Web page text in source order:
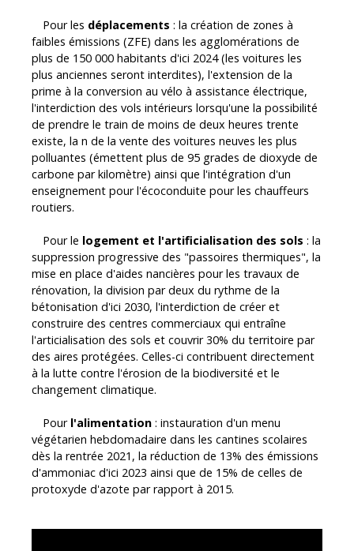
Pour les déplacements : la création de zones à
faibles émissions (ZFE) dans les agglomérations de
plus de 150 000 habitants d'ici 2024 (les voitures les
plus anciennes seront interdites), l'extension de la
prime à la conversion au vélo à assistance électrique,
l'interdiction des vols intérieurs lorsqu'une la possibilité
de prendre le train de moins de deux heures trente
existe, la fin de la vente des voitures neuves les plus
polluantes (émettent plus de 95 grades de dioxyde de
carbone par kilomètre) ainsi que l'intégration d'un
enseignement pour l'écoconduite pour les chauffeurs
routiers.
Pour le logement et l'artificialisation des sols: la
suppression progressive des "passoires thermiques", la
mise en place d'aides financières pour les travaux de
rénovation, la division par deux du rythme de la
bétonisation d'ici 2030, l'interdiction de créer et
construire des centres commerciaux qui entraîne
l'artificialisation des sols et couvrir 30% du territoire par
des aires protégées. Celles-ci contribuent directement
à la lutte contre l'érosion de la biodiversité et le
changement climatique.
Pour l'alimentation : instauration d'un menu
végétarien hebdomadaire dans les cantines scolaires
dès la rentrée 2021, la réduction de 13% des émissions
d'ammoniac d'ici 2023 ainsi que de 15% de celles de
protoxyde d'azote par rapport à 2015.